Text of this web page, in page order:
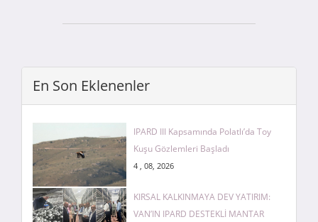
En Son Eklenenler
IPARD III Kapsamında Polatlı’da Toy
Kuşu Gözlemleri Başladı
4 , 08, 2026
KIRSAL KALKINMAYA DEV YATIRIM:
VAN’IN IPARD DESTEKLİ MANTAR